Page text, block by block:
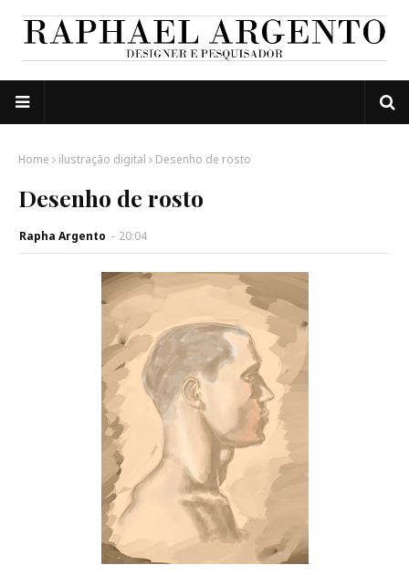
Home ilustração digital Desenho de rosto
Desenho de rosto
Rapha Argento - 20:04